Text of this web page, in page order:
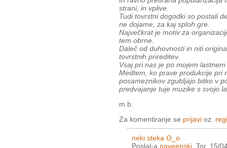
strani, in vplive.
Tudi tovrstni dogodki so postali
ne dojame, za kaj sploh gre.
Največkrat je motiv za
tem obrne.
Daleč od duhovnosti in niti
tovrstnih prireditev.
Vsaj pri nas je po mojem
Medtem, ko prave produkcije pri
posameznikov zgubljajo bitko v
predvajanje tuje muzike s svojo
m.b.
Za komentiranje se prijavi oz.
neki steka O_o
Poslal-a naveenski , Tor, 15/